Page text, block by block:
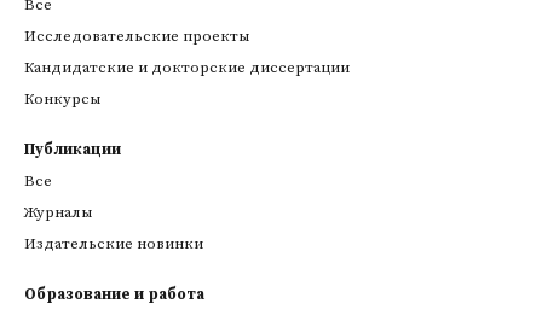
Все
Исследовательские проекты
Кандидатские и докторские диссертации
Конкурсы
Публикации
Все
Журналы
Издательские новинки
Образование и работа